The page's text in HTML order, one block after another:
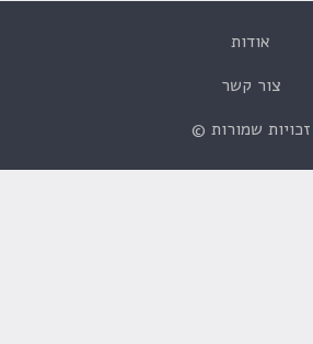
אודות
צור קשר
זכויות שמורות ©